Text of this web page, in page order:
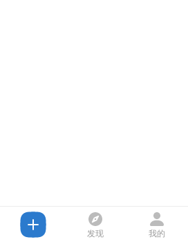
发现 我的